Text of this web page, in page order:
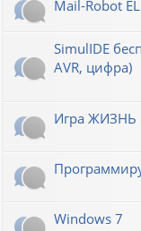
Mail-Robot
SimulIDE
AVR, цифра)
Игра ЖИЗНЬ
Windows 7